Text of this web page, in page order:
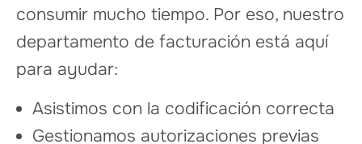
consumir mucho tiempo. Por eso, nuestro
departamento de facturación está aquí
para ayudar:
Asistimos con la codificación correcta
Gestionamos autorizaciones previas